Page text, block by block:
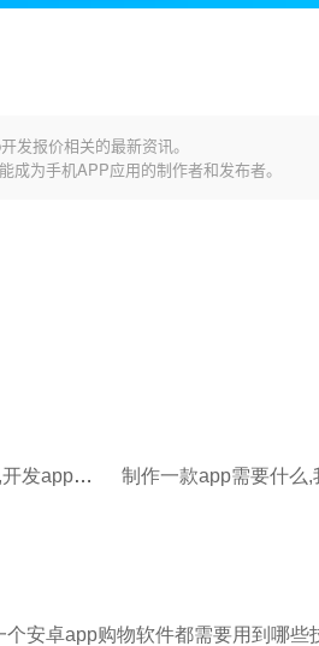
发报价相关的最新资讯。
为手机APP应用的制作者和发布者。
制作一款app软件需要多少钱,开发app软件多少钱 制作一款app需要什么
安卓app购物软件都需要用到哪些